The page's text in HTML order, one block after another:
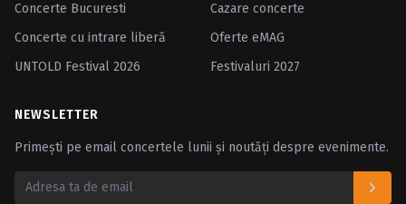
Concerte Bucuresti
Cazare concerte
Concerte cu intrare liberă
Oferte eMAG
UNTOLD Festival 2026
Festivaluri 2027
NEWSLETTER
Primești pe email concertele lunii și noutăți despre evenimente.